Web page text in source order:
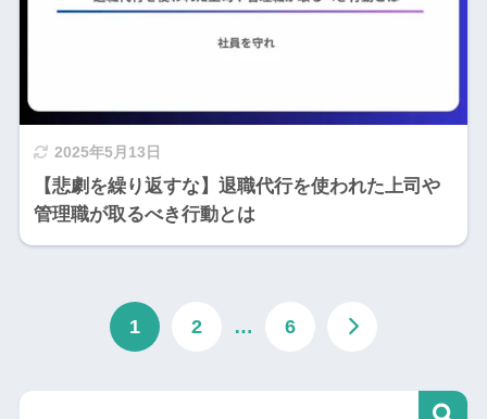
2025年5月13日
【悲劇を繰り返すな】退職代行を使われた上司や
管理職が取るべき行動とは
1 2 … 6